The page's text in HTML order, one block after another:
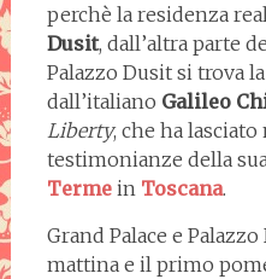
perchè la residenza
Dusit, dall’altra parte
Palazzo Dusit si trova
dall’italiano Galileo
Liberty, che ha
testimonianze della
Termein Toscana.
Grand Palace e
mattina e il primo